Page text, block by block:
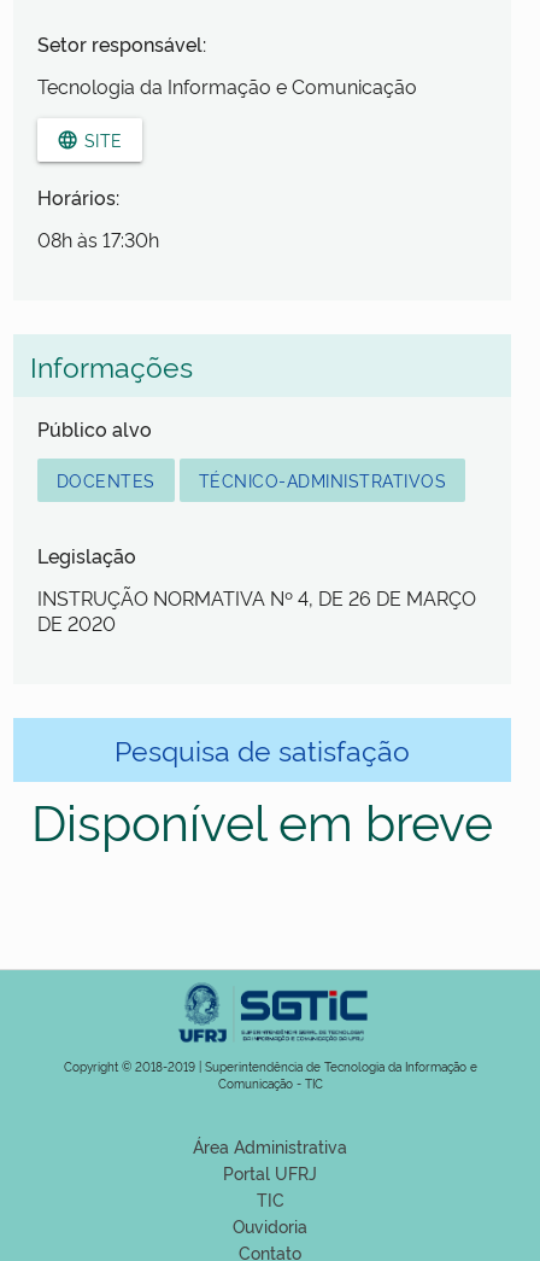
Setor responsável:
Tecnologia da Informação e Comunicação
language SITE
Horários:
08h às 17:30h
Informações
Público alvo
DOCENTES TÉCNICO-ADMINISTRATIVOS
Legislação
INSTRUÇÃO NORMATIVA Nº 4, DE 26 DE MARÇO
DE 2020
Pesquisa de satisfação
Disponível em breve
Copyright © 2018-2019 | Superintendência de Tecnologia da Informação e
Comunicação - TIC
Área Administrativa
Portal UFRJ
TIC
Ouvidoria
Contato